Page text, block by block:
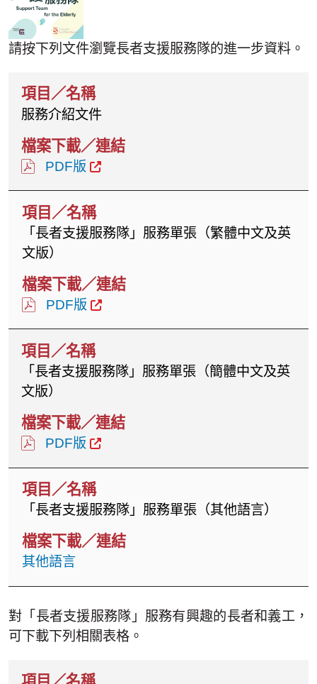
請按下列文件瀏覽長者支援服務隊的進一步資料。
服務介紹文件
PDF版
「長者支援服務隊」服務單張（繁體中文及英
文版）
PDF版
「長者支援服務隊」服務單張（簡體中文及英
文版）
PDF版
「長者支援服務隊」服務單張（其他語言）
其他語言
對「長者支援服務隊」服務有興趣的長者和義工，
可下載下列相關表格。